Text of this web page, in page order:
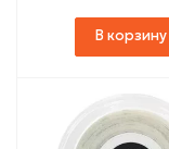
В корзину